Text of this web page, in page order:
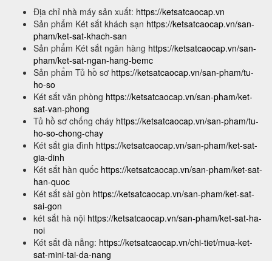
Địa chỉ nhà máy sản xuất: https://ketsatcaocap.vn
Sản phẩm Két sắt khách sạn https://ketsatcaocap.vn/san-
pham/ket-sat-khach-san
Sản phẩm Két sắt ngân hàng https://ketsatcaocap.vn/san-
pham/ket-sat-ngan-hang-bemc
Sản phẩm Tủ hồ sơ https://ketsatcaocap.vn/san-pham/tu-
ho-so
Két sắt văn phòng https://ketsatcaocap.vn/san-pham/ket-
sat-van-phong
Tủ hồ sơ chống cháy https://ketsatcaocap.vn/san-pham/tu-
ho-so-chong-chay
Két sắt gia đình https://ketsatcaocap.vn/san-pham/ket-sat-
gia-dinh
Két sắt hàn quốc https://ketsatcaocap.vn/san-pham/ket-sat-
han-quoc
Két sắt sài gòn https://ketsatcaocap.vn/san-pham/ket-sat-
sai-gon
két sắt hà nội https://ketsatcaocap.vn/san-pham/ket-sat-ha-
noi
Két sắt đà nẵng: https://ketsatcaocap.vn/chi-tiet/mua-ket-
sat-mini-tai-da-nang